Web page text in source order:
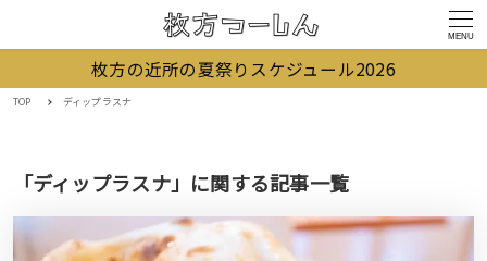
MENU
枚方の近所の夏祭りスケジュール2026
TOP ディップラスナ
「ディップラスナ」に関する記事一覧